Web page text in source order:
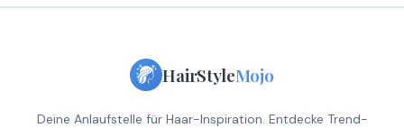
HairStyleMojo
Deine Anlaufstelle für Haar-Inspiration. Entdecke Trend-